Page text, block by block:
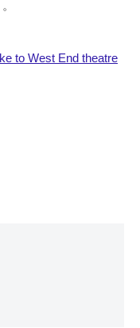
to West End theatre